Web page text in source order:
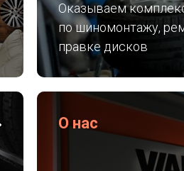
Оказываем
по шиномонтажу,
правке дисков
О нас